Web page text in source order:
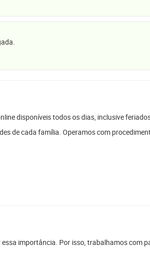
disponíveis todos os dias, inclusive
de cada família. Operamos com
importância. Por isso, trabalhamos com